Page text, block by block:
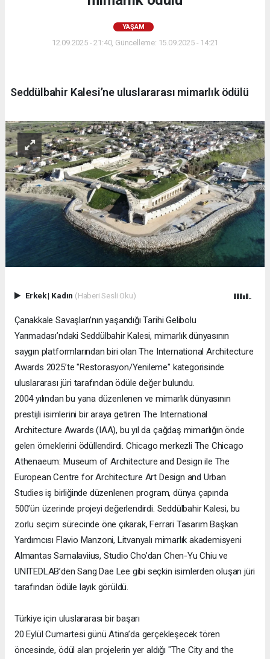
YAŞAM
12.09.2025 - 21:40, Güncelleme: 15.09.2025 - 14:21
Seddülbahir Kalesi’ne uluslararası mimarlık ödülü
Erkek| Kadın (Haberi Sesli Oku)
Çanakkale Savaşları’nın yaşandığı Tarihi Gelibolu
Yarımadası’ndaki Seddülbahir Kalesi, mimarlık dünyasının
saygın platformlarından biri olan The International Architecture
Awards 2025’te "Restorasyon/Yenileme" kategorisinde
uluslararası jüri tarafından ödüle değer bulundu.
2004 yılından bu yana düzenlenen ve mimarlık dünyasının
prestijli isimlerini bir araya getiren The International
Architecture Awards (IAA), bu yıl da çağdaş mimarlığın önde
gelen örneklerini ödüllendirdi. Chicago merkezli The Chicago
Athenaeum: Museum of Architecture and Design ile The
European Centre for Architecture Art Design and Urban
Studies iş birliğinde düzenlenen program, dünya çapında
500’ün üzerinde projeyi değerlendirdi. Seddülbahir Kalesi, bu
zorlu seçim sürecinde öne çıkarak, Ferrari Tasarım Başkan
Yardımcısı Flavio Manzoni, Litvanyalı mimarlık akademisyeni
Almantas Samalaviius, Studio Cho’dan Chen-Yu Chiu ve
UNITEDLAB’den Sang Dae Lee gibi seçkin isimlerden oluşan jüri
tarafından ödüle layık görüldü.
Türkiye için uluslararası bir başarı
20 Eylül Cumartesi günü Atina’da gerçekleşecek tören
öncesinde, ödül alan projelerin yer aldığı "The City and the